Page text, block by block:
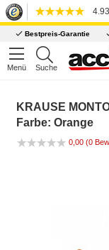
Bestpreis-Garantie
Menü Suche
KRAUSE
Farbe: Orange
0,00 (0